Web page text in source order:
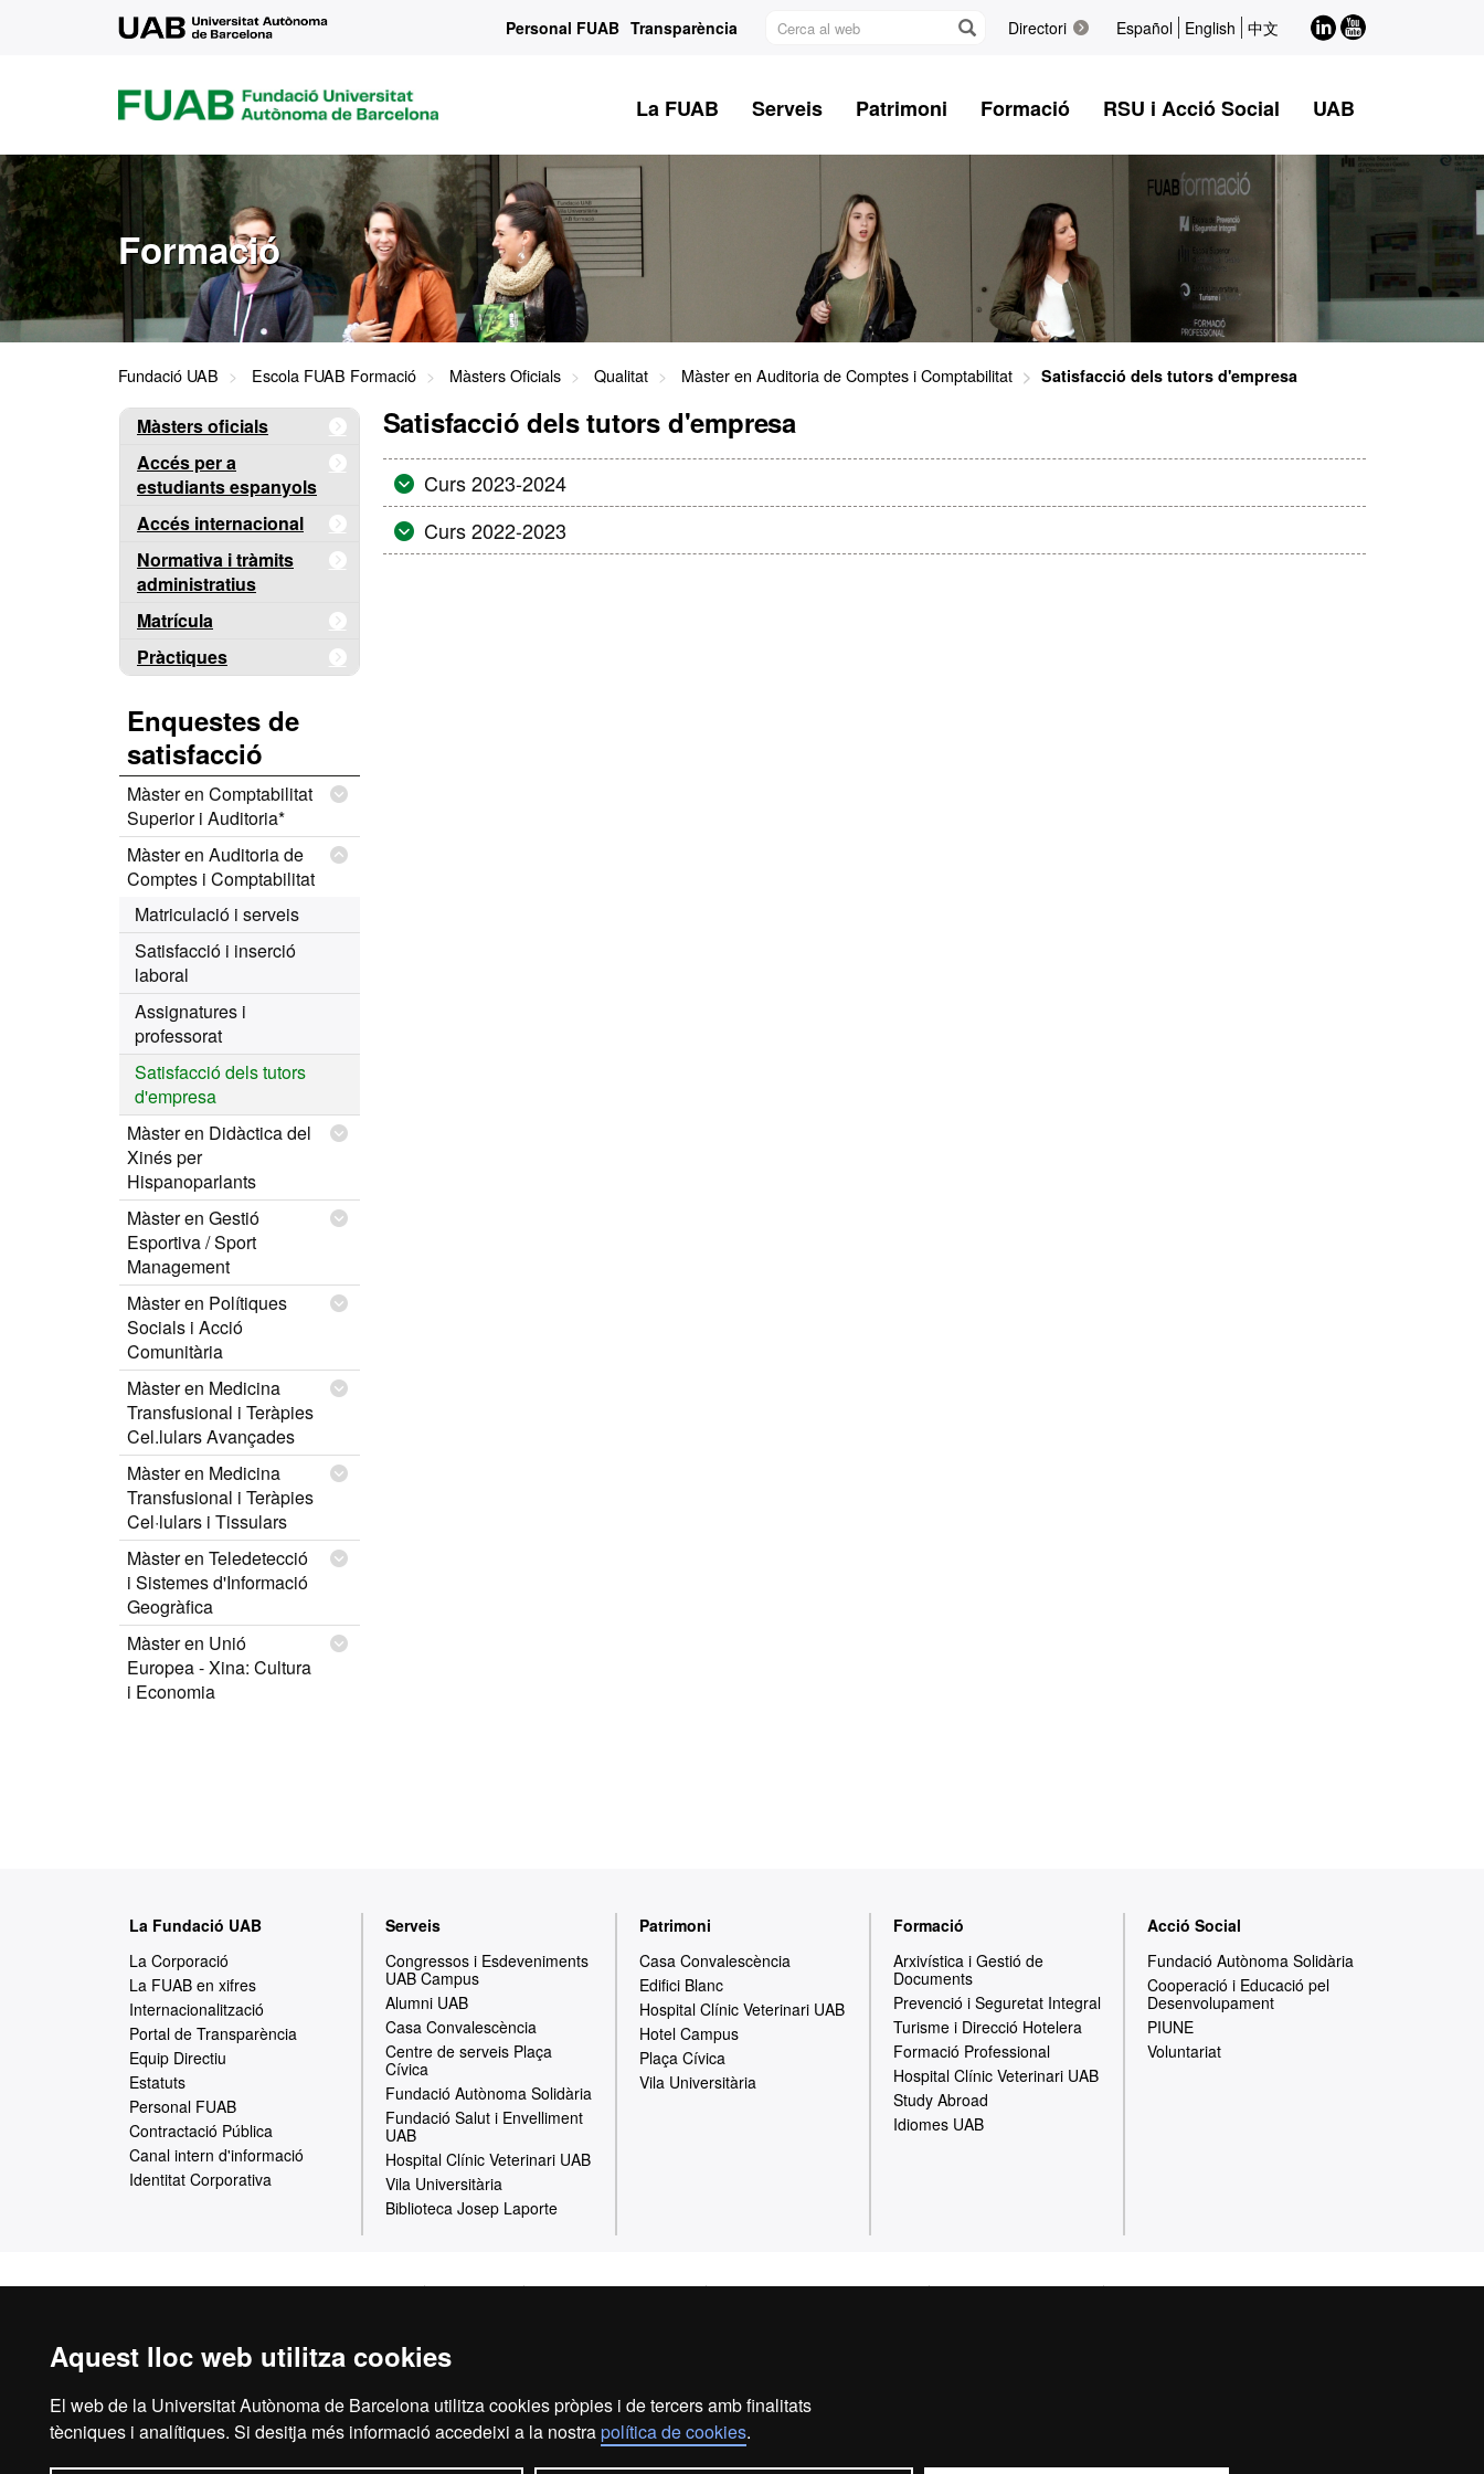
Aquest lloc web utilitza cookies
El web de la Universitat Autònoma de Barcelona utilitza cookies pròpies i de tercers amb finalitats
tècniques i analítiques. Si desitja més informació accedeixi a la nostrapolítica de cookies.
Personal FUAB Transparència
Cerca
Directori Español English 中文 LinkedIn
Youtube
FUAB
FUNDACIÓ
UNIVERSITAT
AUTÒNOMA
DE
BARCELONA
La FUAB Serveis Patrimoni Formació RSU i Acció Social UAB
Formació
Fundació UAB Escola FUAB Formació Màsters Oficials Qualitat Màster en Auditoria de Comptes i Comptabilitat Satisfacció dels tutors d'empresa
Màsters oficials
Accés per a
estudiants espanyols
Accés internacional
Normativa i tràmits
administratius
Matrícula
Pràctiques
Enquestes de
satisfacció
Màster en Comptabilitat
Superior i Auditoria*
Màster en Auditoria de
Comptes i Comptabilitat
Matriculació i serveis
Satisfacció i inserció
laboral
Assignatures i
professorat
Satisfacció dels tutors
d'empresa
Màster en Didàctica del
Xinés per
Hispanoparlants
Màster en Gestió
Esportiva / Sport
Management
Màster en Polítiques
Socials i Acció
Comunitària
Màster en Medicina
Transfusional i Teràpies
Cel.lulars Avançades
Màster en Medicina
Transfusional i Teràpies
Cel·lulars i Tissulars
Màster en Teledetecció
i Sistemes d'Informació
Geogràfica
Màster en Unió
Europea - Xina: Cultura
i Economia
Satisfacció dels tutors d'empresa
Curs 2023-2024
Curs 2022-2023
La Fundació UAB
La Corporació
La FUAB en xifres
Internacionalització
Portal de Transparència
Equip Directiu
Estatuts
Personal FUAB
Contractació Pública
Canal intern d'informació
Identitat Corporativa
Serveis
Congressos i Esdeveniments
UAB Campus
Alumni UAB
Casa Convalescència
Centre de serveis Plaça
Cívica
Fundació Autònoma Solidària
Fundació Salut i Envelliment
UAB
Hospital Clínic Veterinari UAB
Vila Universitària
Biblioteca Josep Laporte
Patrimoni
Casa Convalescència
Edifici Blanc
Hospital Clínic Veterinari UAB
Hotel Campus
Plaça Cívica
Vila Universitària
Formació
Arxivística i Gestió de
Documents
Prevenció i Seguretat Integral
Turisme i Direcció Hotelera
Formació Professional
Hospital Clínic Veterinari UAB
Study Abroad
Idiomes UAB
Acció Social
Fundació Autònoma Solidària
Cooperació i Educació pel
Desenvolupament
PIUNE
Voluntariat
La Fundació Universitat Autònoma de Barcelona és una entitat creada en el si de la Universitat
Autònoma de Barcelona que col·labora en el foment i la realització d’activitats docents, de recerca i
d’acció social, i en la prestació de serveis comercials i de gestió patrimonial vinculats a l’activitat